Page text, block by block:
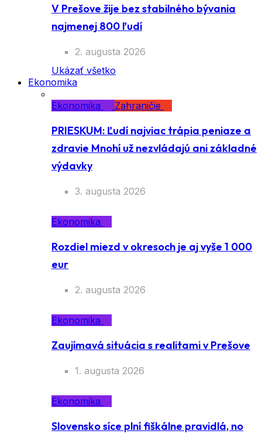
V Prešove žije bez stabilného bývania
najmenej 800 ľudí
2. augusta 2026
Ukázať všetko
Ekonomika
Ekonomika
Zahraničie
PRIESKUM: Ľudí najviac trápia peniaze a
zdravie Mnohí už nezvládajú ani základné
výdavky
3. augusta 2026
Ekonomika
Rozdiel miezd v okresoch je aj vyše 1 000
eur
2. augusta 2026
Ekonomika
Zaujímavá situácia s realitami v Prešove
1. augusta 2026
Ekonomika
Slovensko síce plní fiškálne pravidlá, no